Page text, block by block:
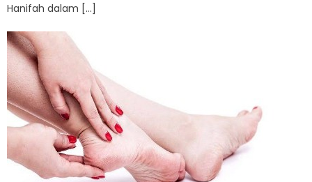
Hanifah dalam […]